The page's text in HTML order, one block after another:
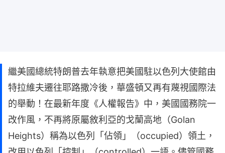
繼美國總統特朗普去年執意把美國駐以色列大使館由
特拉維夫遷往耶路撒冷後，華盛頓又再有蔑視國際法
的舉動！在最新年度《人權報告》中，美國國務院一
改作風，不再將原屬敘利亞的戈蘭高地（Golan
Heights）稱為以色列「佔領」（occupied）領土，